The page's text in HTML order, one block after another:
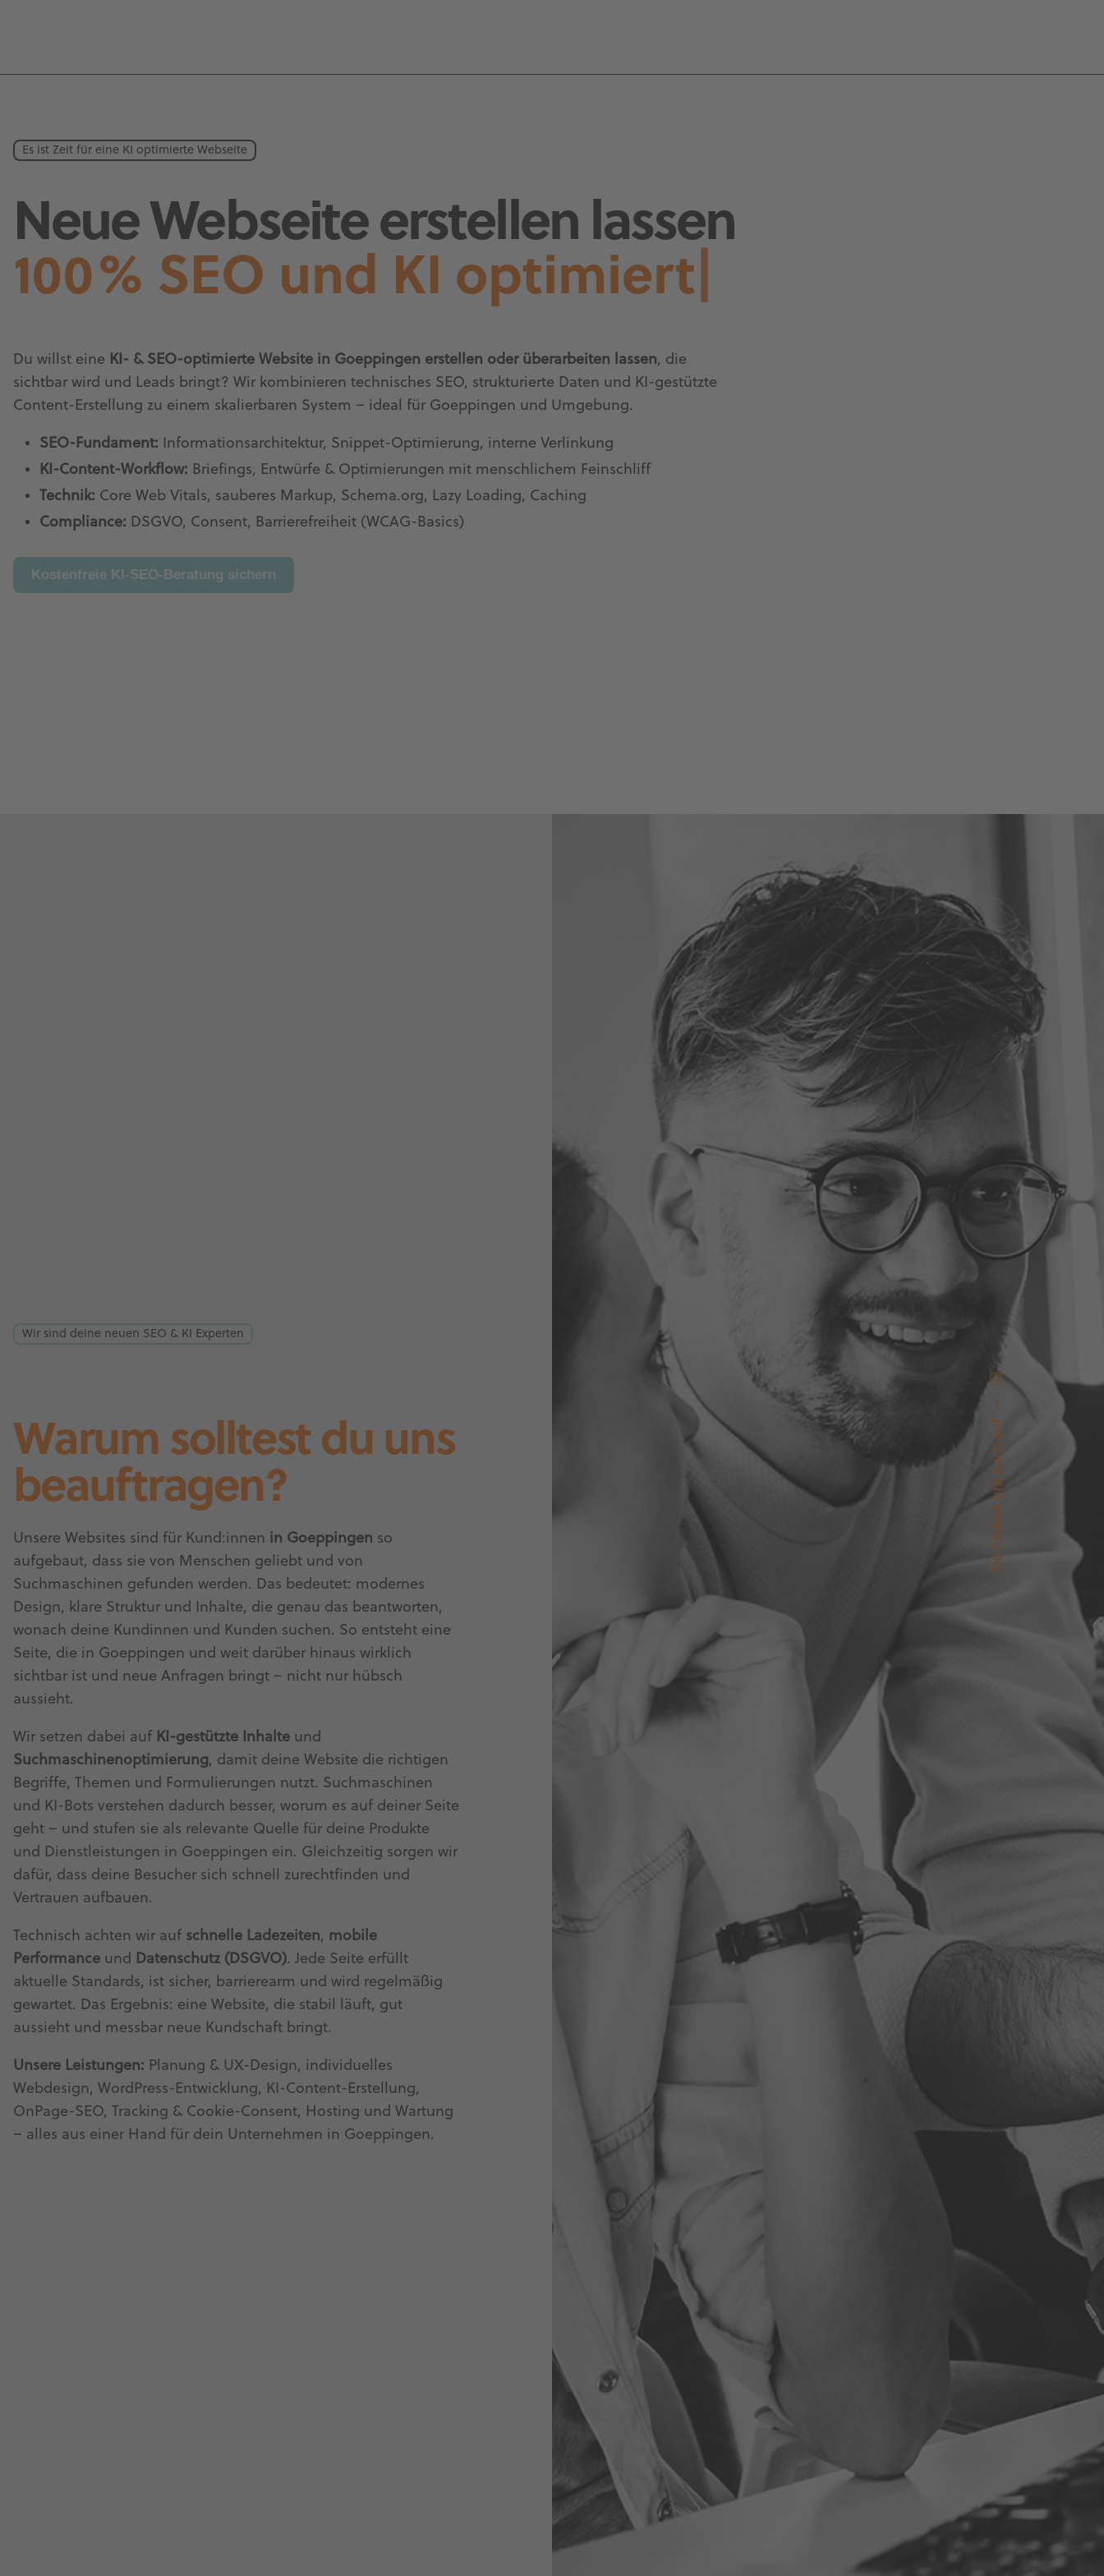
Du findest uns auch auf
Es ist Zeit für eine KI optimierte Webseite
Neue Webseite erstellen lassen
100% SEO und KI optimiert
Du willst eine KI- & SEO-optimierte Website in Goeppingen erstellen oder überarbeiten lassen, die
sichtbar wird und Leads bringt? Wir kombinieren technisches SEO, strukturierte Daten und KI-gestützte
Content-Erstellung zu einem skalierbaren System – ideal für Goeppingen und Umgebung.
SEO-Fundament: Informationsarchitektur, Snippet-Optimierung, interne Verlinkung
KI-Content-Workflow: Briefings, Entwürfe & Optimierungen mit menschlichem Feinschliff
Technik: Core Web Vitals, sauberes Markup, Schema.org, Lazy Loading, Caching
Compliance: DSGVO, Consent, Barrierefreiheit (WCAG-Basics)
Kostenfreie KI-SEO-Beratung sichern
Wir sind deine neuen SEO & KI Experten
Warum solltest du uns
beauftragen?
Unsere Websites sind für Kund:innen in Goeppingen so
aufgebaut, dass sie von Menschen geliebt und von
Suchmaschinen gefunden werden. Das bedeutet: modernes
Design, klare Struktur und Inhalte, die genau das beantworten,
wonach deine Kundinnen und Kunden suchen. So entsteht eine
Seite, die in Goeppingen und weit darüber hinaus wirklich
sichtbar ist und neue Anfragen bringt – nicht nur hübsch
aussieht.
Wir setzen dabei auf KI-gestützte Inhalte und
Suchmaschinenoptimierung, damit deine Website die richtigen
Begriffe, Themen und Formulierungen nutzt. Suchmaschinen
und KI-Bots verstehen dadurch besser, worum es auf deiner Seite
geht – und stufen sie als relevante Quelle für deine Produkte
und Dienstleistungen in Goeppingen ein. Gleichzeitig sorgen wir
dafür, dass deine Besucher sich schnell zurechtfinden und
Vertrauen aufbauen.
Technisch achten wir auf schnelle Ladezeiten, mobile
Performance und Datenschutz (DSGVO). Jede Seite erfüllt
aktuelle Standards, ist sicher, barrierearm und wird regelmäßig
gewartet. Das Ergebnis: eine Website, die stabil läuft, gut
aussieht und messbar neue Kundschaft bringt.
Unsere Leistungen: Planung & UX-Design, individuelles
Webdesign, WordPress-Entwicklung, KI-Content-Erstellung,
OnPage-SEO, Tracking & Cookie-Consent, Hosting und Wartung
– alles aus einer Hand für dein Unternehmen in Goeppingen.